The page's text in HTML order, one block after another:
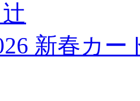
新春カ